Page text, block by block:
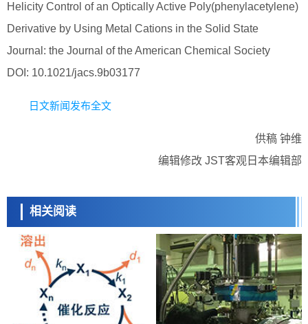
Helicity Control of an Optically Active Poly(phenylacetylene)
Derivative by Using Metal Cations in the Solid State
Journal: the Journal of the American Chemical Society
DOI: 10.1021/jacs.9b03177
日文新闻发布全文
供稿 钟维
编辑修改 JST客观日本编辑部
相关阅读